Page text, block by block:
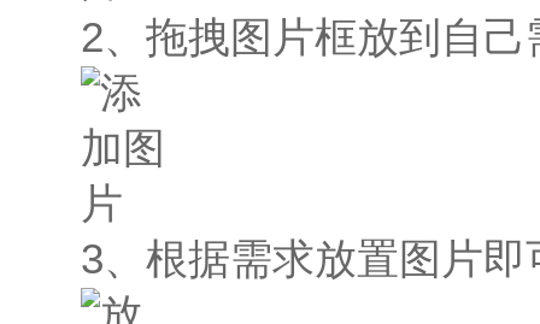
2、拖拽图片框放到自
3、根据需求放置图片即